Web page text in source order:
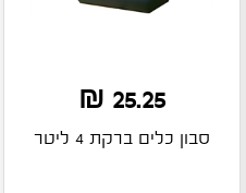
25.25 ₪
סבון כלים ברקת 4 ליטר